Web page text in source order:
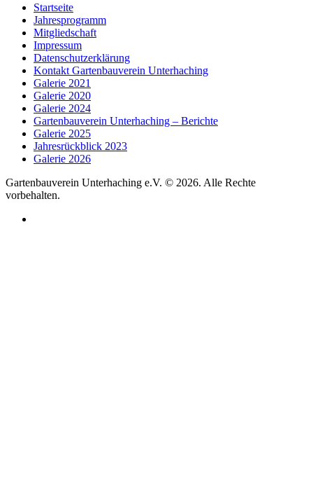
Startseite
Jahresprogramm
Mitgliedschaft
Impressum
Datenschutzerklärung
Kontakt Gartenbauverein Unterhaching
Galerie 2021
Galerie 2020
Galerie 2024
Gartenbauverein Unterhaching – Berichte
Galerie 2025
Jahresrückblick 2023
Galerie 2026
Gartenbauverein Unterhaching e.V. © 2026. Alle Rechte
vorbehalten.